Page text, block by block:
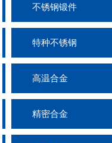
不锈钢锻件
特种不锈钢
高温合金
精密合金